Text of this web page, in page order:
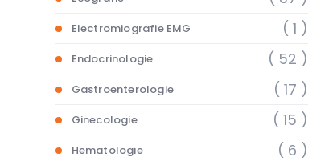
Electromiografie EMG ( 1 )
Endocrinologie ( 52 )
Gastroenterologie ( 17 )
Ginecologie ( 15 )
Hematologie ( 6 )